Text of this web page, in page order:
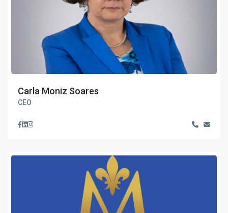
Carla Moniz Soares
CEO